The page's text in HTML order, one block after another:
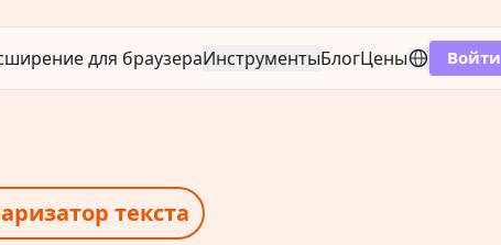
для браузераИнструментыБлогЦены Войти
текста